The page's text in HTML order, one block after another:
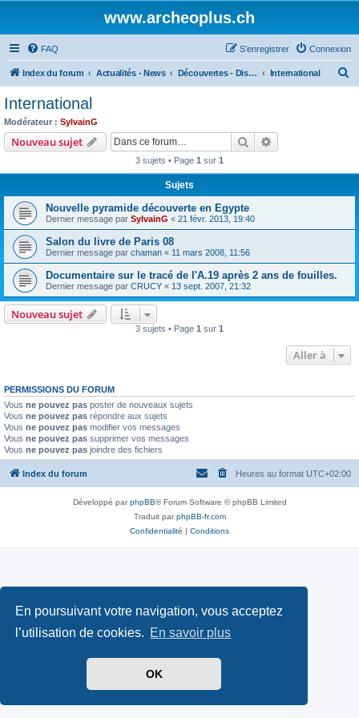
En poursuivant votre navigation, vous acceptez
l’utilisation de cookies. En savoir plus
OK
www.archeoplus.ch
FAQ Connexion
S’enregistrer
Index du forum Actualités - News Découvertes - Discoveries International
International
Modérateur : SylvainG
Nouveau sujet Rechercher
3 sujets • Page 1 sur 1
Sujets
Nouvelle pyramide découverte en Egypte
Dernier message par SylvainG « 21 févr. 2013, 19:40
Salon du livre de Paris 08
Dernier message par chaman « 11 mars 2008, 11:56
Documentaire sur le tracé de l'A.19 après 2 ans de fouilles.
Dernier message par CRUCY « 13 sept. 2007, 21:32
Nouveau sujet
3 sujets • Page 1 sur 1
Aller à
PERMISSIONS DU FORUM
Vous ne pouvez pas poster de nouveaux sujets
Vous ne pouvez pas répondre aux sujets
Vous ne pouvez pas modifier vos messages
Vous ne pouvez pas supprimer vos messages
Vous ne pouvez pas joindre des fichiers
Index du forum Heures au format UTC+02:00
Développé parphpBB® Forum Software © phpBB Limited
Traduit parphpBB-fr.com
Confidentialité | Conditions